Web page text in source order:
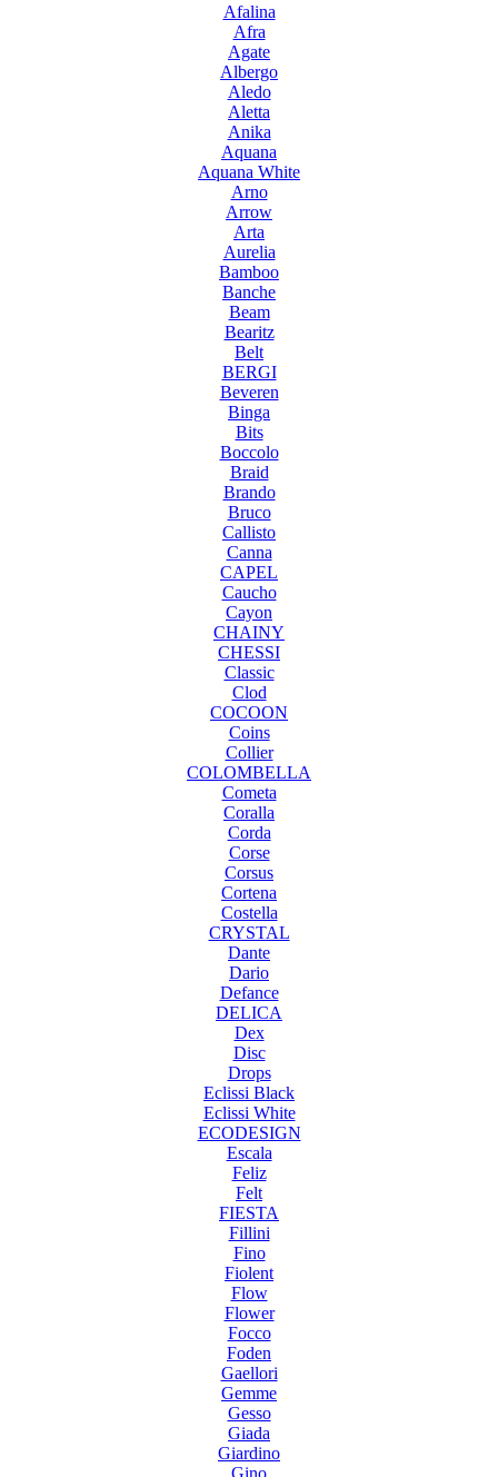
Afalina
Afra
Agate
Albergo
Aledo
Aletta
Anika
Aquana
Aquana White
Arno
Arrow
Arta
Aurelia
Bamboo
Banche
Beam
Bearitz
Belt
BERGI
Beveren
Binga
Bits
Boccolo
Braid
Brando
Bruco
Callisto
Canna
CAPEL
Caucho
Cayon
CHAINY
CHESSI
Classic
Clod
COCOON
Coins
Collier
COLOMBELLA
Cometa
Coralla
Corda
Corse
Corsus
Cortena
Costella
CRYSTAL
Dante
Dario
Defance
DELICA
Dex
Disc
Drops
Eclissi Black
Eclissi White
ECODESIGN
Escala
Feliz
Felt
FIESTA
Fillini
Fino
Fiolent
Flow
Flower
Focco
Foden
Gaellori
Gemme
Gesso
Giada
Giardino
Gino